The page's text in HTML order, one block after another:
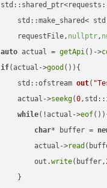
std::make_shared<
    requestFile,
nullptr,
auto actual = getApi()->
if(actual->good ()){
std::ofstream out(
    actual->
seekg(0
while(!actual->eof
char* buffer =
        actual->
read
        out.
write(buffer,
    }